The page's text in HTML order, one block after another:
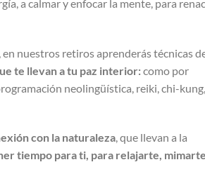
a calmar y enfocar la mente, para
nuestros retiros aprenderás técnicas
te llevan a tu paz interior:como por
neolingüística, reiki, chi-kung,
con la naturaleza, que llevan a la
tiempo para ti, para relajarte,